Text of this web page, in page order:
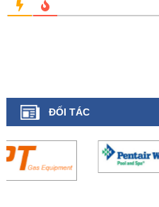
ĐỐI TÁC